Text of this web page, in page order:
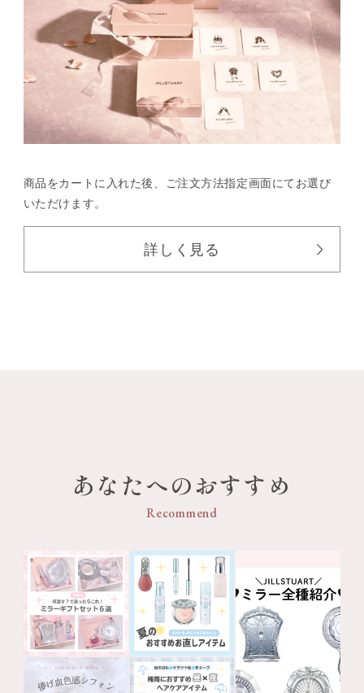
商品をカートに入れた後、
ご注文方法指定画面にてお選び
いただけます。
詳しく見る
あなたへのおすすめ
Recommend